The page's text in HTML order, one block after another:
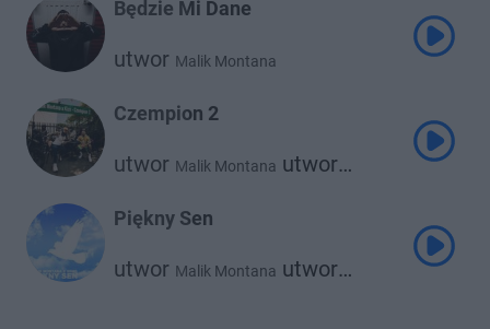
Będzie Mi Dane
utwor Malik Montana
Czempion 2
utwor Malik Montana utwor
Piękny Sen
utwor Malik Montana utwor